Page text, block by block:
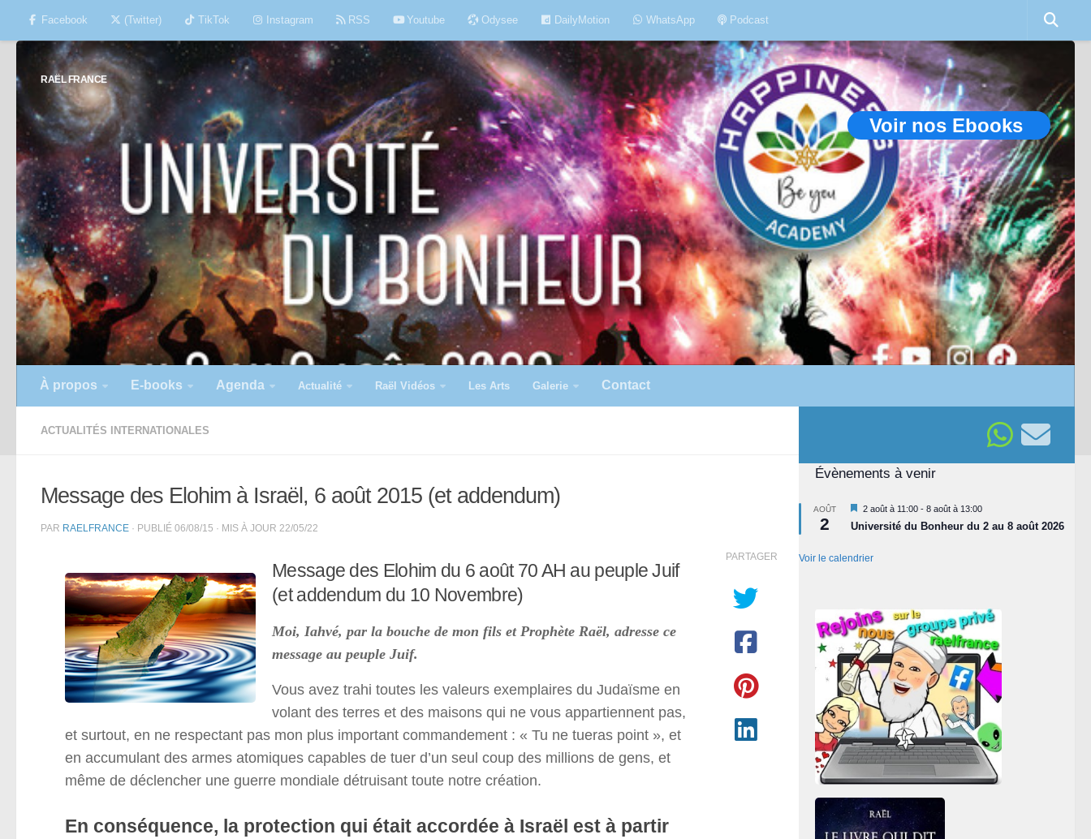
Skip to content
Facebook (Twitter) TikTok Instagram RSS Youtube Odysee DailyMotion WhatsApp Podcast
RAËL FRANCE
Voir nos Ebooks
À propos E-books Agenda Actualité Raël Vidéos Les Arts Galerie Contact
ACTUALITÉS INTERNATIONALES
Message des Elohim à Israël, 6 août 2015 (et addendum)
PAR RAELFRANCE · PUBLIÉ 06/08/15 · MIS À JOUR 22/05/22
Message des Elohim du 6 août 70 AH au peuple Juif
(et addendum du 10 Novembre)
Moi, Iahvé, par la bouche de mon fils et Prophète Raël, adresse ce
message au peuple Juif.
Vous avez trahi toutes les valeurs exemplaires du Judaïsme en
volant des terres et des maisons qui ne vous appartiennent pas,
et surtout, en ne respectant pas mon plus important commandement : « Tu ne tueras point », et
en accumulant des armes atomiques capables de tuer d’un seul coup des millions de gens, et
même de déclencher une guerre mondiale détruisant toute notre création.
En conséquence, la protection qui était accordée à Israël est à partir
PARTAGER
Évènements à venir
AOÛT
2
Mis
en
avant
2 août à 11:00 - 8 août à 13:00
Université du Bonheur du 2 au 8 août 2026
Voir le calendrier